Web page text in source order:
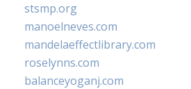
stsmp.org
manoelneves.com
mandelaeffectlibrary.com
roselynns.com
balanceyoganj.com